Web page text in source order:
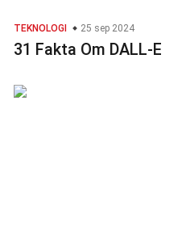
TEKNOLOGI 25 sep 2024
31 Fakta Om DALL-E